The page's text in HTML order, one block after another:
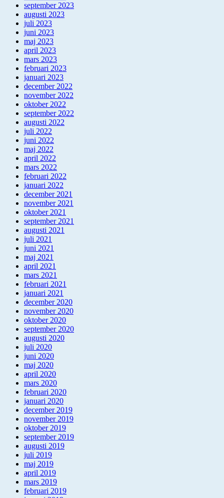
september 2023
augusti 2023
juli 2023
juni 2023
maj 2023
april 2023
mars 2023
februari 2023
januari 2023
december 2022
november 2022
oktober 2022
september 2022
augusti 2022
juli 2022
juni 2022
maj 2022
april 2022
mars 2022
februari 2022
januari 2022
december 2021
november 2021
oktober 2021
september 2021
augusti 2021
juli 2021
juni 2021
maj 2021
april 2021
mars 2021
februari 2021
januari 2021
december 2020
november 2020
oktober 2020
september 2020
augusti 2020
juli 2020
juni 2020
maj 2020
april 2020
mars 2020
februari 2020
januari 2020
december 2019
november 2019
oktober 2019
september 2019
augusti 2019
juli 2019
maj 2019
april 2019
mars 2019
februari 2019